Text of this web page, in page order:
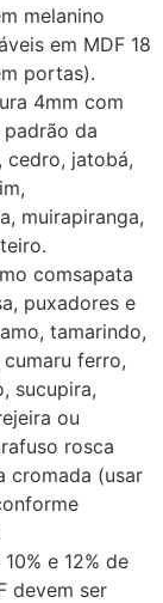
melanino
em MDF 18
portas).
4mm com
da
cedro, jatobá,
muirapiranga,
comsapata
puxadores e
tamarindo,
ferro,
sucupira,
ou
rosca
cromada (usar
e 12% de
devem ser